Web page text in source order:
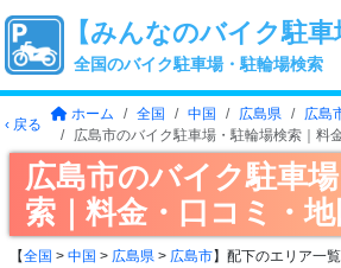
【みんなのバイク駐車
全国のバイク駐車場・駐輪場検索
‹ 戻る
ホーム 全国 中国 広島県
広島
広島市のバイク駐車場・駐輪場検索｜料
広島市のバイク駐車
索｜料金・口コミ・地
【全国 > 中国 > 広島県 > 広島市】配下のエリア一